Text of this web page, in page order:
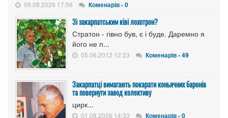
06.08.2026 17:56 Коменарів - 0
Зі закарпатським ківі лохотрон?
Стратон - гівно був, є і буде. Даремно я
його не п...
05.06.2012 12:23 Коменарів - 49
Закарпатці вимагають покарати коньячних баронів
та повернути завод колективу
цирк...
01.08.2026 14:33 Коменарів - 0